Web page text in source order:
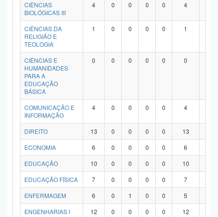
CIÊNCIAS
BIOLÓGICAS III
4 0 0 0 0 4
CIÊNCIAS DA
RELIGIÃO E
TEOLOGIA
1 0 0 0 0 1
CIÊNCIAS E
HUMANIDADES
PARA A
EDUCAÇÃO
BÁSICA
0 0 0 0 0 0
COMUNICAÇÃO E
INFORMAÇÃO
4 0 0 0 0 4
DIREITO 13 0 0 0 0 13
ECONOMIA
6 0 0 0 0 6
EDUCAÇÃO
10 0 0 0 0 10
EDUCAÇÃO FÍSICA
7 0 0 0 0 7
ENFERMAGEM
6 0 1 0 0 5
ENGENHARIAS I
12 0 0 0 0 12